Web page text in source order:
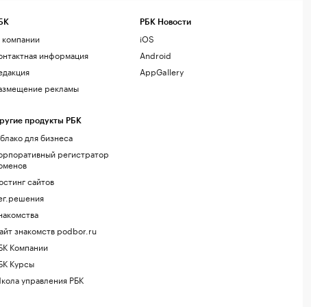
информация
рекламы
продукты РБК
для бизнеса
регистратор
сайтов
знакомств podbor.ru
Компании
Курсы
управления РБК
РБК Новости
iOS
Android
AppGallery